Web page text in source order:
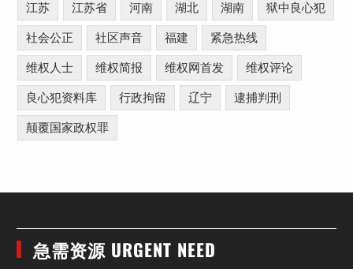
江苏 江苏省 河南 湖北 湖南 狱中良心犯
社会公正 社区声音 福建 紧急热线
维权人士 维权简报 维权网首发 维权评论
良心犯资料库 行政拘留 辽宁 逮捕判刑
颠覆国家政权罪
急需资源 URGENT NEED